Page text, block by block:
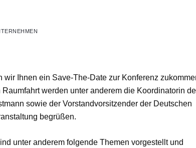
Ihnen ein Save-The-Date zur Konferenz
werden unter anderem die Koordinatorin
sowie der Vorstandvorsitzender der Deutschen
begrüßen.
unter anderem folgende Themen vorgestellt und